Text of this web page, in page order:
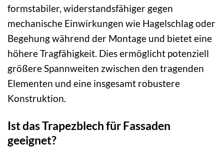
formstabiler, widerstandsfähiger gegen
mechanische Einwirkungen wie Hagelschlag oder
Begehung während der Montage und bietet eine
höhere Tragfähigkeit. Dies ermöglicht potenziell
größere Spannweiten zwischen den tragenden
Elementen und eine insgesamt robustere
Konstruktion.
Ist das Trapezblech für Fassaden
geeignet?